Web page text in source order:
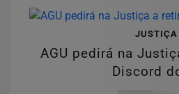
JUSTIÇA
AGU pedirá na
Discord